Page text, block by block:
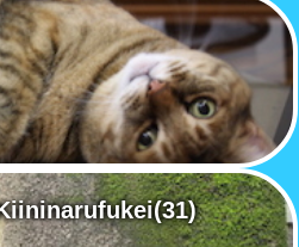
(31)